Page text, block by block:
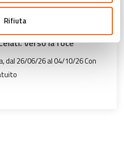
Rifiuta
Verso la foce
dal 26/06/26 al 04/10/26 Con